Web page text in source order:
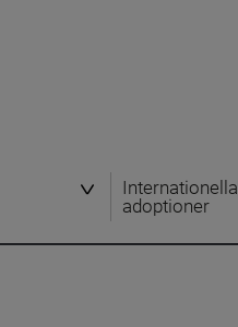
Internationella
adoptioner